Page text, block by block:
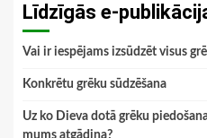
Līdzīgās e-
Vai ir iespējams izsūdzēt visus
Konkrētu grēku sūdzēšana
Uz ko Dieva dotā grēku